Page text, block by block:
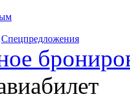
Спецпредложения